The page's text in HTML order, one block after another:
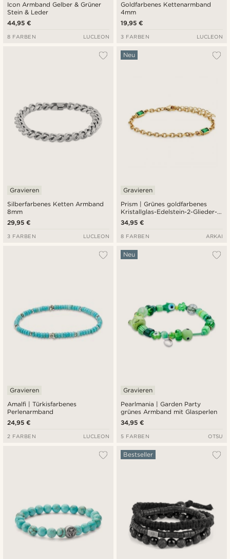
Icon Armband Gelber & Grüner
Stein & Leder
44,95 €
8 FARBEN LUCLEON
Goldfarbenes Kettenarmband
4mm
19,95 €
3 FARBEN LUCLEON
Silberfarbenes Ketten Armband
8mm
Gravieren
29,95 €
3 FARBEN LUCLEON
Prism | Grünes goldfarbenes
Kristallglas-Edelstein-2-Glieder-
Armband
Neu
Gravieren
34,95 €
8 FARBEN ARKAI
Amalfi | Türkisfarbenes
Perlenarmband
Gravieren
24,95 €
2 FARBEN LUCLEON
Pearlmania | Garden Party
grünes Armband mit Glasperlen
Neu
Gravieren
34,95 €
5 FARBEN OTSU
Bestseller